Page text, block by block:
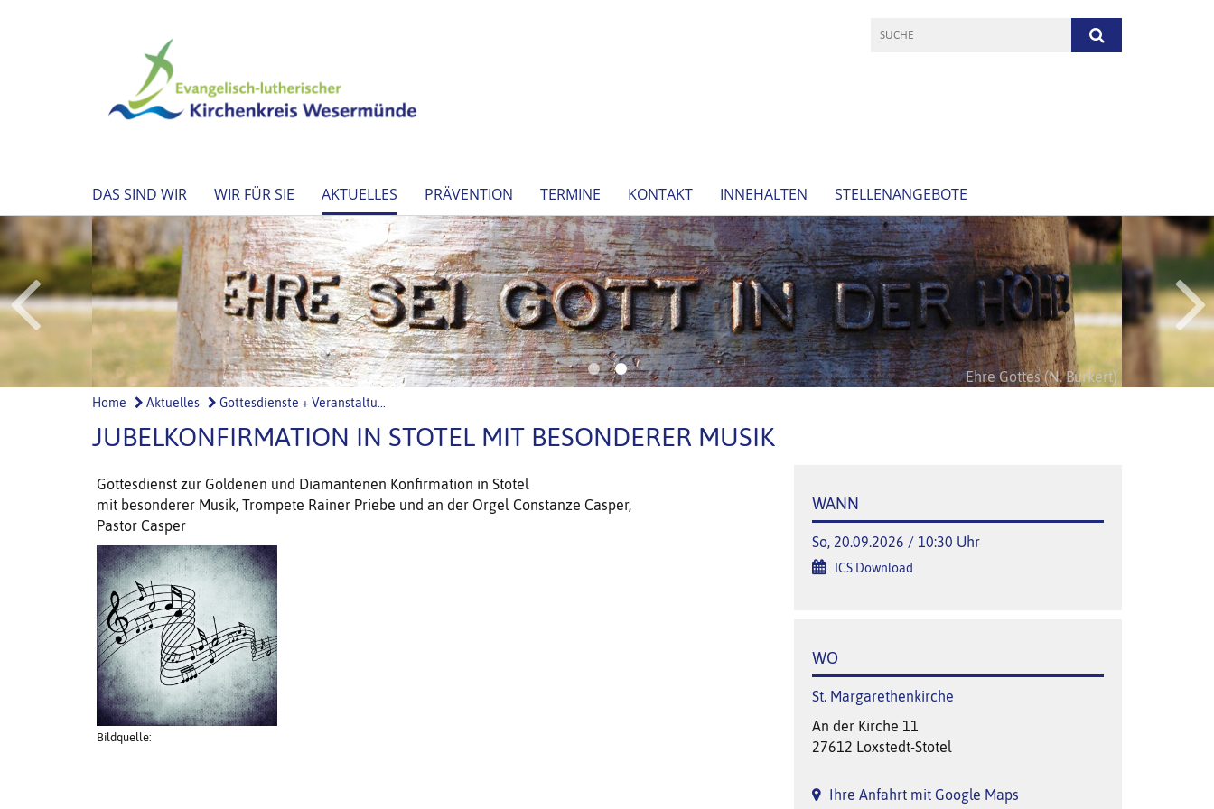
DAS SIND WIR WIR FÜR SIE AKTUELLES PRÄVENTION TERMINE KONTAKT INNEHALTEN STELLENANGEBOTE
Höret Gottes Wort (N. Burkert)
Ehre Gottes (N. Burkert)
Home Aktuelles Gottesdienste + Veranstaltu...
JUBELKONFIRMATION IN STOTEL MIT BESONDERER MUSIK
Gottesdienst zur Goldenen und Diamantenen Konfirmation in Stotel
mit besonderer Musik, Trompete Rainer Priebe und an der Orgel Constanze Casper,
Pastor Casper
Bildquelle:
WANN
So, 20.09.2026 / 10:30 Uhr
ICS Download
WO
St. Margarethenkirche
An der Kirche 11
27612 Loxstedt-Stotel
Ihre Anfahrt mit Google Maps